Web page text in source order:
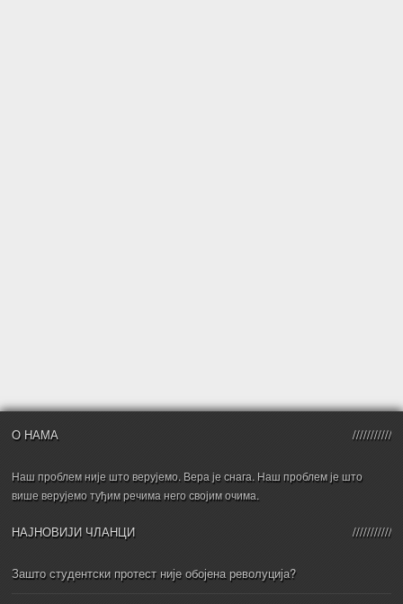
О НАМА
Наш проблем није што верујемо. Вера је снага. Наш проблем је што
више верујемо туђим речима него својим очима.
НАЈНОВИЈИ ЧЛАНЦИ
Зашто студентски протест није обојена револуција?